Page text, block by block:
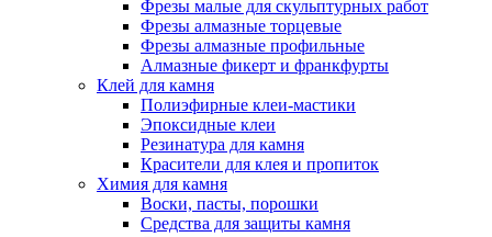
Фрезы малые для скульптурных работ
Фрезы алмазные торцевые
Фрезы алмазные профильные
Алмазные фикерт и франкфурты
Клей для камня
Полиэфирные клеи-мастики
Эпоксидные клеи
Резинатура для камня
Красители для клея и пропиток
Химия для камня
Воски, пасты, порошки
Средства для защиты камня